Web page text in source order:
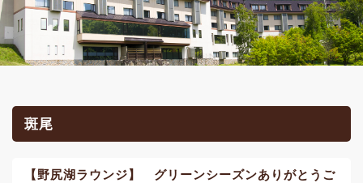
斑尾
【野尻湖ラウンジ】 グリーンシーズンありがとうご